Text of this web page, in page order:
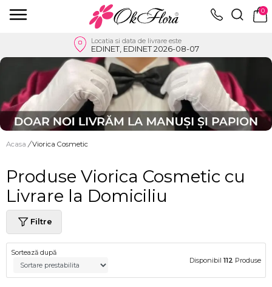
0
Locatia si data de livrare este
EDINET, EDINET 2026-08-07
Acasa / Viorica Cosmetic
Produse Viorica Cosmetic cu
Livrare la Domiciliu
Filtre
Sortează după
Disponibil 112 Produse